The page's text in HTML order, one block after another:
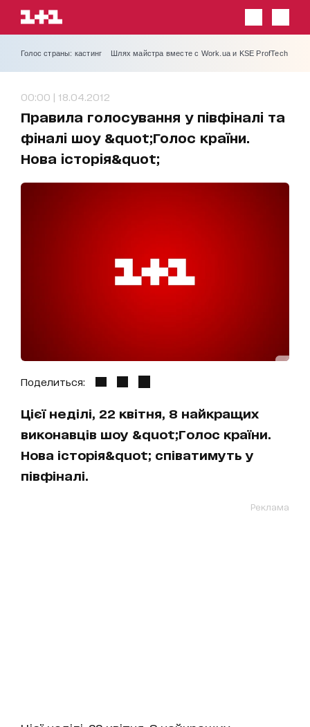
Голос страны: кастинг Шлях майстра вместе с Work.ua и KSE ProfTech
00:00 | 18.04.2012
Правила голосування у півфіналі та
фіналі шоу &quot;Голос країни.
Нова історія&quot;
Поделиться:
Цієї неділі, 22 квітня, 8 найкращих
виконавців шоу &quot;Голос країни.
Нова історія&quot; співатимуть у
півфіналі.
Реклама